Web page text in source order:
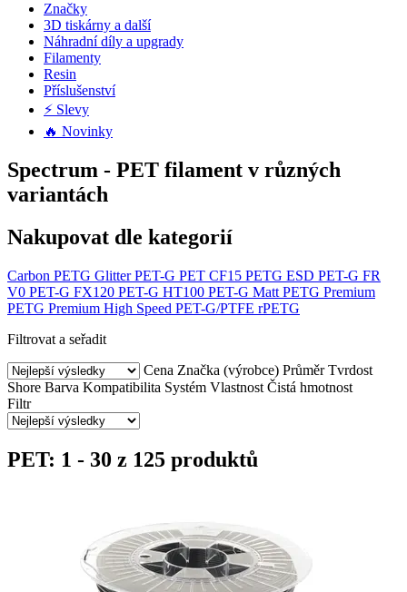
Značky
3D tiskárny a další
Náhradní díly a upgrady
Filamenty
Resin
Příslušenství
⚡ Slevy
🔥 Novinky
Spectrum - PET filament v různých
variantách
Nakupovat dle kategorií
Carbon PETG Glitter PET-G PET CF15 PETG ESD PET-G FR
V0 PET-G FX120 PET-G HT100 PET-G Matt PETG Premium
PETG Premium High Speed PET-G/PTFE rPETG
Filtrovat a seřadit
Cena Značka (výrobce) Průměr Tvrdost
Shore Barva Kompatibilita Systém Vlastnost Čistá hmotnost
Filtr
PET: 1 - 30 z 125 produktů